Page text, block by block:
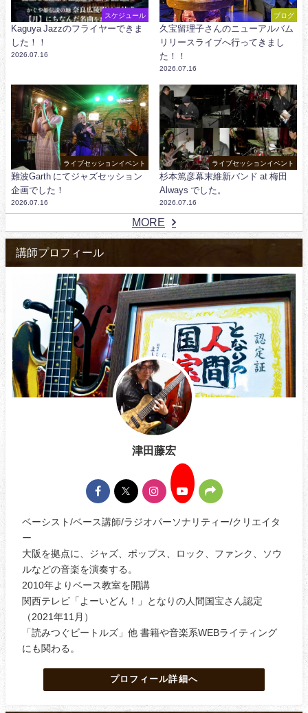
スケジュール
Kaguya Jazzのフライヤーできま
した！！
2026.07.16
ブログ
久宝留理子さんのニューアルバム
リリースライブへ行ってきまし
た！！
2026.07.16
ライブセッションイベント
難波Garth にてジャズセッション
企画でした！
2026.07.16
ライブセッションイベント
杉本篤彦幕末維新バンド at 梅田
Always でした。
2026.07.16
MORE
講師プロフィール
津田藤宏
ベーシスト/ベース講師/ラジオパーソナリティー/クリエイタ
ー
大阪を拠点に、ジャズ、ポップス、ロック、ファンク、ソウ
ルなどの音楽を演奏する。
2010年よりベース教室を開講
関西テレビ「よーいどん！」となりの人間国宝さん認定
（2021年11月）
「読みつぐビートルズ」他 書籍や音楽系WEBライティング
にも関わる。
プロフィール詳細へ